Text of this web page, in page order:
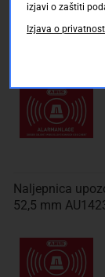
Naljepnica
Naljepnica
52,5 mm
izjavi o zaštiti
Izjava o